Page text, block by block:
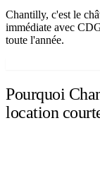
Chantilly, c'est le
immédiate avec
toute l'année.
Pourquoi
location